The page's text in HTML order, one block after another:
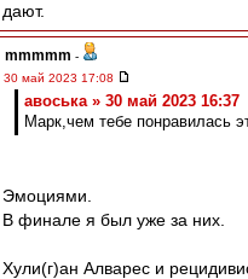
дают.
mmmmm -
30 май 2023 17:08
авоська » 30 май 2023 16:37
Марк,чем тебе понравилась
Эмоциями.
В финале я был уже за них.
Хули(г)ан Алварес и